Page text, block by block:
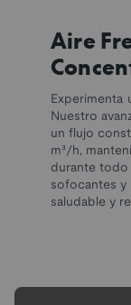
Aire
Experimenta
Nuestro
un flujo
m³/h,
durante todo
sofocantes y
saludable y